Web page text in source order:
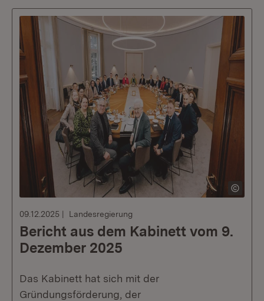
09.12.2025 Landesregierung
Bericht aus dem Kabinett vom 9.
Dezember 2025
Das Kabinett hat sich mit der
Gründungsförderung, der